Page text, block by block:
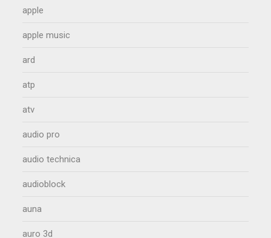
apple
apple music
ard
atp
atv
audio pro
audio technica
audioblock
auna
auro 3d